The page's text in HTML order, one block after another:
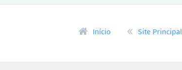
Pular para o conteúdo
Início Site Principal